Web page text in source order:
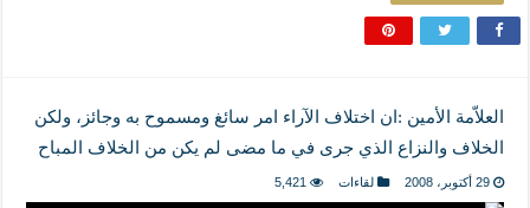
العلاّمة الأمين :ان اختلاف الآراء امر سائغ ومسموح به وجائز، ولكن
الخلاف والنزاع الذي جرى في ما مضى لم يكن من الخلاف المباح
29 أكتوبر، 2008 لقاءات 5,421